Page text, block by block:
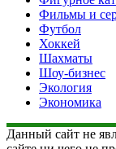
Фильмы и
Футбол
Хоккей
Шахматы
Шоу-бизнес
Экология
Экономика
Данный сайт не